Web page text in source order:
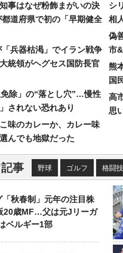
事はなぜ粉飾まがいの決
道府県で初の「早期健全
兵器枯渇」でイラン戦争
統領がヘグセス国防長官
除」の“落とし穴”…慢性
されない恐れあり
味のカレーか、カレー味
んでも地獄だった
シ
相
偽
市
熊
国
高
思
事 野球 ゴルフ 格闘技
秋春制」元年の注目株
20歳MF…父は元Jリーガ
ベルギー1部